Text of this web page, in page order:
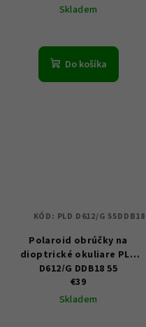
Skladem
Do košíka
Polaroid obrúčky na
dioptrické okuliare PLD
D612/G DDB18 55
€39
Skladem
KÓD: PLD D612/G 55DDB18